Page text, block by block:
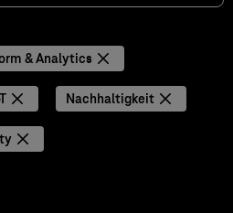
& Analytics
Nachhaltigkeit